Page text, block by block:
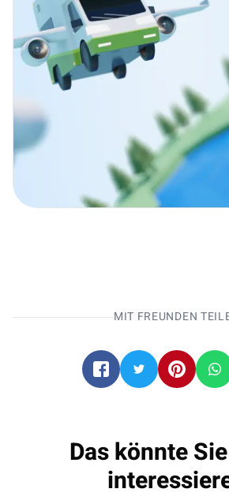
Wohnmobile direkt
Salt Lake City .
Salt Lake City
MIT FREUNDEN
Das könnte